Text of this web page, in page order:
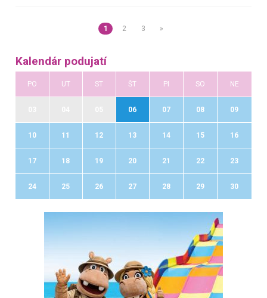
1 2 3 »
Kalendár podujatí
PO UT ST ŠT PI SO NE
06 07 08 09
10 11 12 13 14 15 16
17 18 19 20 21 22 23
24 25 26 27 28 29 30